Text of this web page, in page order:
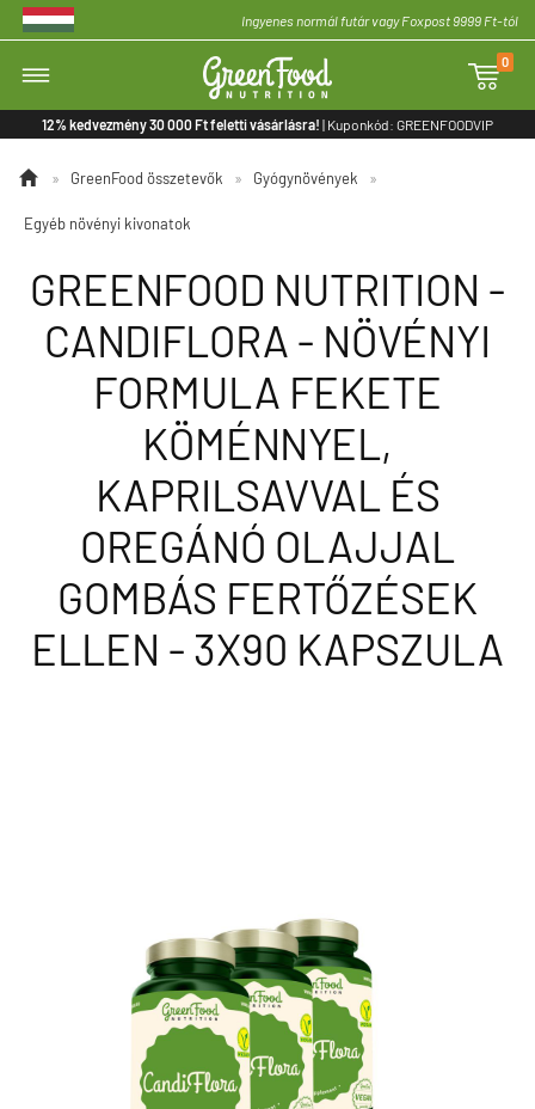
Ingyenes normál futár vagy Foxpost 9999 Ft-tól

0
12% kedvezmény 30 000 Ft feletti vásárlásra! | Kuponkód: GREENFOODVIP
 » GreenFood összetevők » Gyógynövények »
Egyéb növényi kivonatok
GREENFOOD NUTRITION -
CANDIFLORA - NÖVÉNYI
FORMULA FEKETE
KÖMÉNNYEL,
KAPRILSAVVAL ÉS
OREGÁNÓ OLAJJAL
GOMBÁS FERTŐZÉSEK
ELLEN - 3X90 KAPSZULA